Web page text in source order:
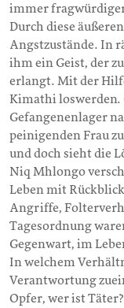
immer
Durch diese
Angstzustände. In
ihm ein Geist, der
erlangt. Mit der
Kimathi loswerden.
Gefangenenlager
peinigenden Frau
und doch sieht die
Niq Mhlongo
Leben mit
Angriffe,
Tagesordnung
Gegenwart, im
In welchem
Verantwortung
Opfer, wer ist